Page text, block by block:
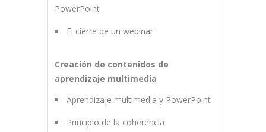
PowerPoint
El cierre de un webinar
Creación de contenidos de
aprendizaje multimedia
Aprendizaje multimedia y PowerPoint
Principio de la coherencia